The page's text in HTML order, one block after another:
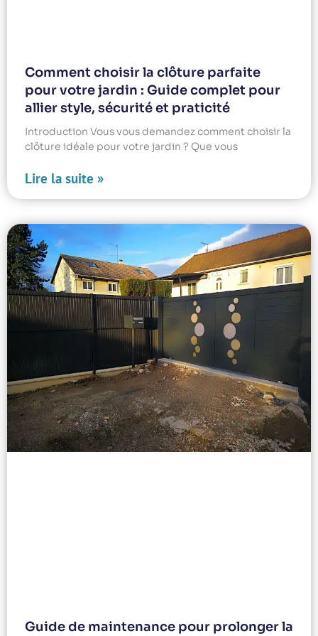
Comment choisir la clôture parfaite
pour votre jardin : Guide complet pour
allier style, sécurité et praticité
Introduction Vous vous demandez comment choisir la
clôture idéale pour votre jardin ? Que vous
Lire la suite »
Guide de maintenance pour prolonger la